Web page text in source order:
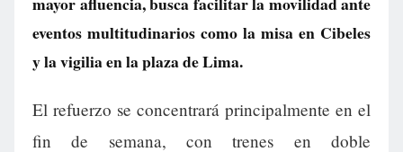
eventos multitudinarios como la misa en Cibeles
y la vigilia en la plaza de Lima.
El refuerzo se concentrará principalmente en el
fin de semana, con trenes en doble